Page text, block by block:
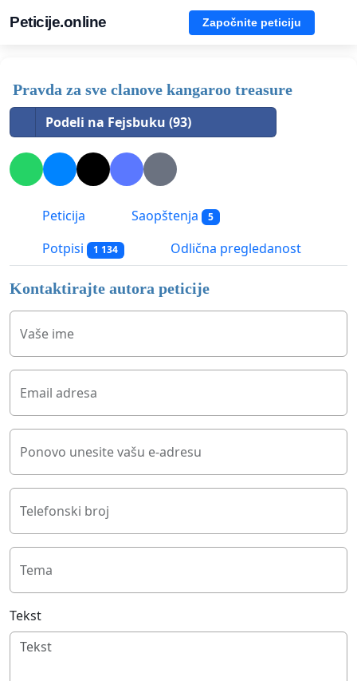
Peticije.online Započnite peticiju
Pravda za sve clanove kangaroo treasure
Podeli na Fejsbuku (93)
Peticija Saopštenja 5
Potpisi 1 134 Odlična pregledanost
Kontaktirajte autora peticije
Vaše ime
Email adresa
Ponovo unesite vašu e-adresu
Telefonski broj
Tema
Tekst